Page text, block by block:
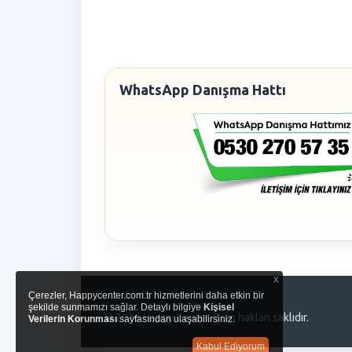
WhatsApp Danışma Hattı
© 2026 Happy Center. Tüm hakları saklıdır.
x
Çerezler, Happycenter.com.tr hizmetlerini daha etkin bir
şekilde sunmamızı sağlar. Detaylı bilgiye Kişisel
Verilerin Korunmasısayfasından ulaşabilirsiniz.
Kabul Ediyorum